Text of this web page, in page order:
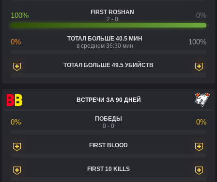
100%
FIRST ROSHAN
2 - 0
0%
0%
ТОТАЛ БОЛЬШЕ 40.5 МИН
в среднем 36:30 мин
100%
ТОТАЛ БОЛЬШЕ 49.5 УБИЙСТВ
ВСТРЕЧИ ЗА 90 ДНЕЙ
0%
ПОБЕДЫ
0 - 0
0%
FIRST BLOOD
FIRST 10 KILLS